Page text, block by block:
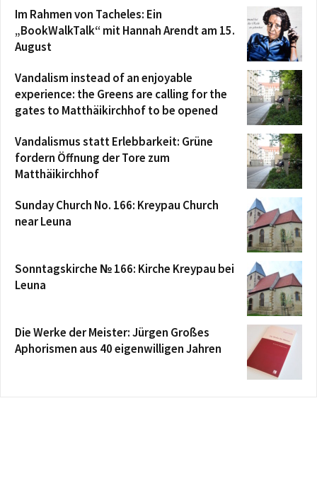
Im Rahmen von Tacheles: Ein
„BookWalkTalk“ mit Hannah Arendt am 15.
August
Vandalism instead of an enjoyable
experience: the Greens are calling for the
gates to Matthäikirchhof to be opened
Vandalismus statt Erlebbarkeit: Grüne
fordern Öffnung der Tore zum
Matthäikirchhof
Sunday Church No. 166: Kreypau Church
near Leuna
Sonntagskirche № 166: Kirche Kreypau bei
Leuna
Die Werke der Meister: Jürgen Großes
Aphorismen aus 40 eigenwilligen Jahren